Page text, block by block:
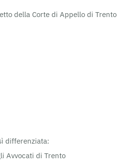
della Corte di Appello di Trento
differenziata:
Avvocati di Trento